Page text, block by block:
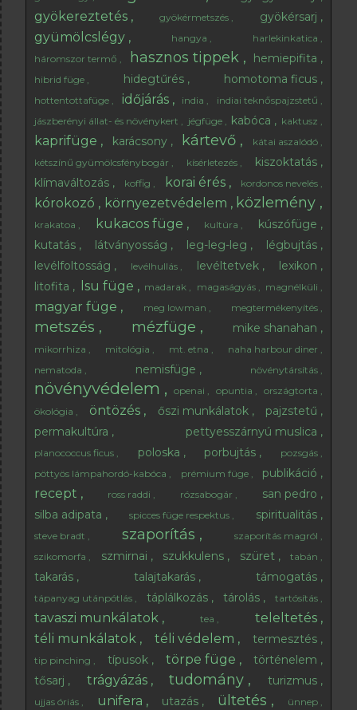
gyökereztetés gyökérmetszés gyökérsarj
gyümölcslégy hangya
harlekinkatica
háromszor termő
hasznos tippek hemiepifita
hibrid füge hidegtűrés homotoma ficus
hottentottafüge időjárás india
indiai teknőspajzstetű
jászberényi állat- és növénykert
jégfüge kabóca kaktusz
kaprifüge karácsony kártevő
kátai aszalódó
kétszínű gyümölcsfénybogár
kísérletezés
kiszoktatás
klímaváltozás
koffig korai érés kordonos nevelés
kórokozó környezetvédelem közlemény
krakatoa kukacos füge kultúra
kúszófüge
kutatás
látványosság leg-leg-leg
légbujtás
levélfoltosság
levélhullás levéltetvek
lexikon
litofita
lsu füge madarak magaságyás magnélküli
magyar füge meg lowman megtermékenyítés
metszés mézfüge mike shanahan
mikorrhiza mitológia mt. etna
naha harbour diner
nematoda
nemisfüge növénytársítás
növényvédelem openai opuntia
országtorta
ökológia
öntözés őszi munkálatok
pajzstetű
permakultúra
pettyesszárnyú muslica
planococcus ficus poloska porbujtás
pozsgás
pöttyös lámpahordó-kabóca
prémium füge publikáció
recept ross raddi rózsabogár
san pedro
silba adipata
spicces füge respektus spiritualitás
steve bradt szaporítás
szaporítás magról
szikomorfa
szmirnai szukkulens szüret tabán
takarás talajtakarás támogatás
tápanyag utánpótlás táplálkozás tárolás tartósítás
tavaszi munkálatok tea
teleltetés
téli munkálatok
téli védelem termesztés
tip pinching típusok törpe füge
történelem
tősarj
trágyázás tudomány turizmus
ujjas óriás unifera utazás ültetés
ünnep